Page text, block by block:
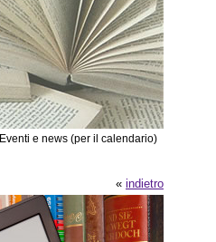
Eventi e news (per il calendario)
« indietro